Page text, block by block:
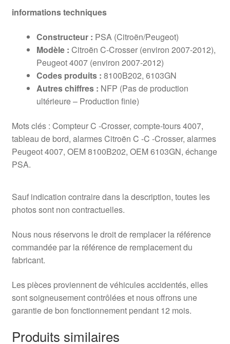
informations techniques
Constructeur : PSA (Citroën/Peugeot)
Modèle : Citroën C-Crosser (environ 2007-2012),
Peugeot 4007 (environ 2007-2012)
Codes produits : 8100B202, 6103GN
Autres chiffres : NFP (Pas de production
ultérieure – Production finie)
Mots clés : Compteur C -Crosser, compte-tours 4007,
tableau de bord, alarmes Citroën C -C -Crosser, alarmes
Peugeot 4007, OEM 8100B202, OEM 6103GN, échange
PSA.
Sauf indication contraire dans la description, toutes les
photos sont non contractuelles.
Nous nous réservons le droit de remplacer la référence
commandée par la référence de remplacement du
fabricant.
Les pièces proviennent de véhicules accidentés, elles
sont soigneusement contrôlées et nous offrons une
garantie de bon fonctionnement pendant 12 mois.
Produits similaires